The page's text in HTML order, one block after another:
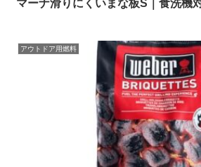
マーナ滑りにくいまな板S｜食洗機
アウトドア用燃料